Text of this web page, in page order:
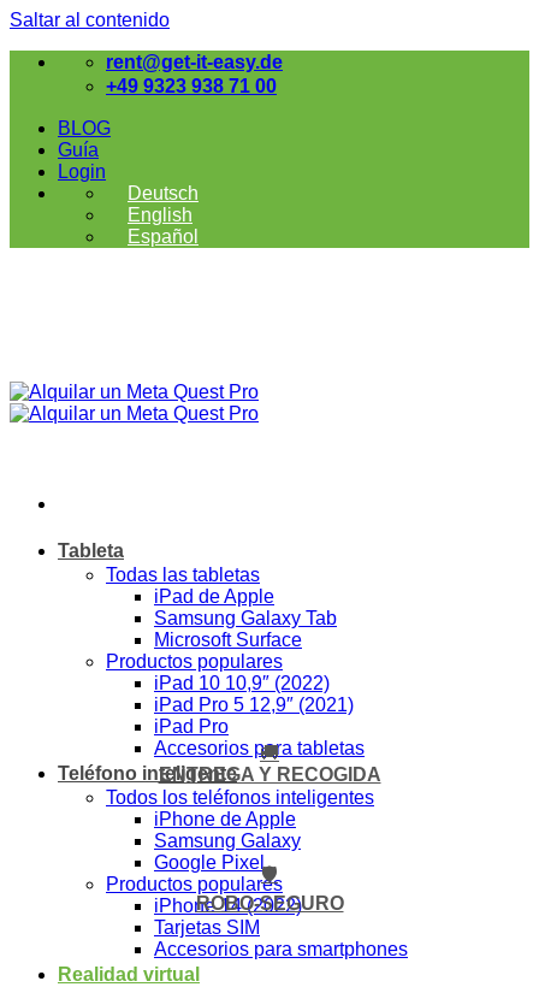
Saltar al contenido
rent@get-it-easy.de
+49 9323 938 71 00
BLOG
Guía
Login
Deutsch
English
Español
Tableta
Todas las tabletas
iPad de Apple
Samsung Galaxy Tab
Microsoft Surface
Productos populares
iPad 10 10,9″ (2022)
iPad Pro 5 12,9″ (2021)
iPad Pro
Accesorios para tabletas
Teléfono inteligente
Todos los teléfonos inteligentes
iPhone de Apple
Samsung Galaxy
Google Pixel
Productos populares
iPhone 14 (2022)
Tarjetas SIM
Accesorios para smartphones
Realidad virtual
🚚
ENTREGA Y RECOGIDA
🛡️
ROBO-SEGURO